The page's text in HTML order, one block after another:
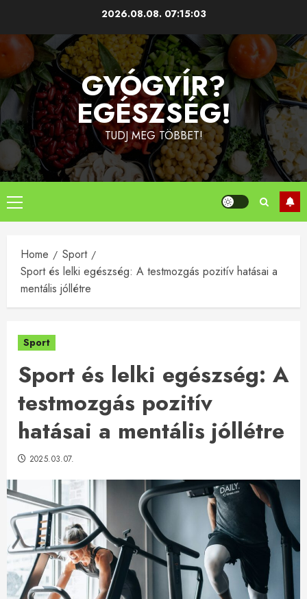
content
2026.08.08. 07:15:04
GYÓGYÍR?
EGÉSZSÉG!
TUDJ MEG TÖBBET!
Primary
Menu
Home
Sport
Sport és lelki egészség: A testmozgás pozitív hatásai a
mentális jóllétre
Sport
Sport és lelki egészség: A
testmozgás pozitív
hatásai a mentális jóllétre
2025.03.07.